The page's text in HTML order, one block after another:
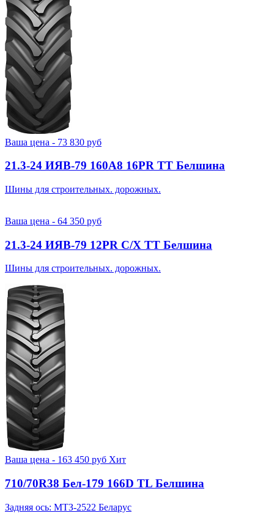
Ваша цена - 73 830 руб
21.3-24 ИЯВ-79 160A8 16PR TT Белшина
Шины для строительных. дорожных.
Ваша цена - 64 350 руб
21.3-24 ИЯВ-79 12PR С/Х TT Белшина
Шины для строительных. дорожных.
Ваша цена - 163 450 руб Хит
710/70R38 Бел-179 166D TL Белшина
Задняя ось: МТЗ-2522 Беларус